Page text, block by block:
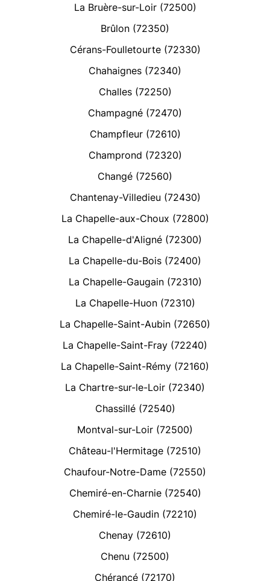
La Bruère-sur-Loir (72500)
Brûlon (72350)
Cérans-Foulletourte (72330)
Chahaignes (72340)
Challes (72250)
Champagné (72470)
Champfleur (72610)
Champrond (72320)
Changé (72560)
Chantenay-Villedieu (72430)
La Chapelle-aux-Choux (72800)
La Chapelle-d'Aligné (72300)
La Chapelle-du-Bois (72400)
La Chapelle-Gaugain (72310)
La Chapelle-Huon (72310)
La Chapelle-Saint-Aubin (72650)
La Chapelle-Saint-Fray (72240)
La Chapelle-Saint-Rémy (72160)
La Chartre-sur-le-Loir (72340)
Chassillé (72540)
Montval-sur-Loir (72500)
Château-l'Hermitage (72510)
Chaufour-Notre-Dame (72550)
Chemiré-en-Charnie (72540)
Chemiré-le-Gaudin (72210)
Chenay (72610)
Chenu (72500)
Chérancé (72170)